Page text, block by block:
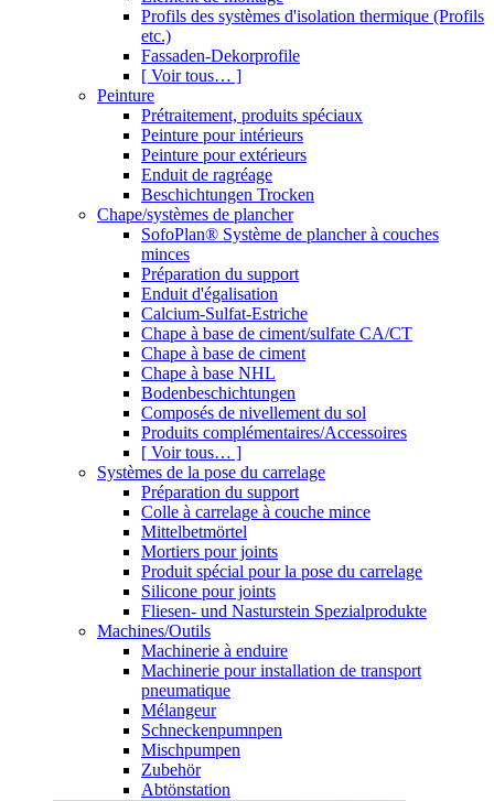
Profils des systèmes d'isolation thermique (Profils
etc.)
Fassaden-Dekorprofile
[ Voir tous… ]
Peinture
Prétraitement, produits spéciaux
Peinture pour intérieurs
Peinture pour extérieurs
Enduit de ragréage
Beschichtungen Trocken
Chape/systèmes de plancher
SofoPlan® Système de plancher à couches
minces
Préparation du support
Enduit d'égalisation
Calcium-Sulfat-Estriche
Chape à base de ciment/sulfate CA/CT
Chape à base de ciment
Chape à base NHL
Bodenbeschichtungen
Composés de nivellement du sol
Produits complémentaires/Accessoires
[ Voir tous… ]
Systèmes de la pose du carrelage
Préparation du support
Colle à carrelage à couche mince
Mittelbetmörtel
Mortiers pour joints
Produit spécial pour la pose du carrelage
Silicone pour joints
Fliesen- und Nasturstein Spezialprodukte
Machines/Outils
Machinerie à enduire
Machinerie pour installation de transport
pneumatique
Mélangeur
Schneckenpumnpen
Mischpumpen
Zubehör
Abtönstation